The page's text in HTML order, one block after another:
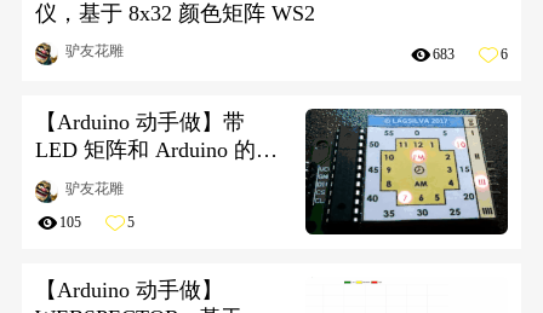
仪，基于 8x32 颜色矩阵 WS2
驴友花雕 683 6
【Arduino 动手做】带
LED 矩阵和 Arduino 的模
拟时钟
驴友花雕
105 5
【Arduino 动手做】